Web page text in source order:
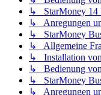
↳ StarMoney 14
↳ Anregungen
↳ StarMoney
↳ Allgemeine
↳ Installation von
↳ Bedienung von
↳ StarMoney
↳ Anregungen